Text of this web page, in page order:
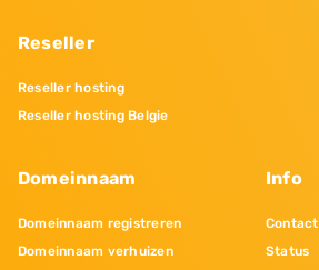
Reseller
Reseller hosting
Reseller hosting Belgie
Domeinnaam
Domeinnaam registreren
Domeinnaam verhuizen
Info
Contact
Status